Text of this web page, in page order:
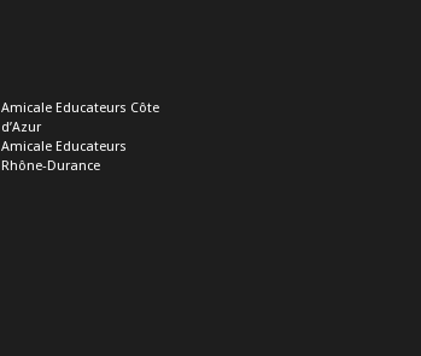
Amicale Educateurs Côte
d’Azur
Amicale Educateurs
Rhône-Durance